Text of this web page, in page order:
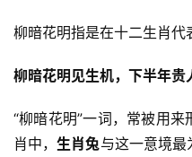
柳暗花明指是在十二生肖
柳暗花明见生机，下半年贵
“柳暗花明”一词，常被用
肖中，生肖兔与这一意境最